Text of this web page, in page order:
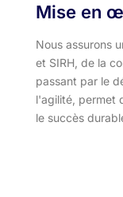
Mise en
Nous assurons
et SIRH, de la
passant par le
l'agilité, permet
le succès